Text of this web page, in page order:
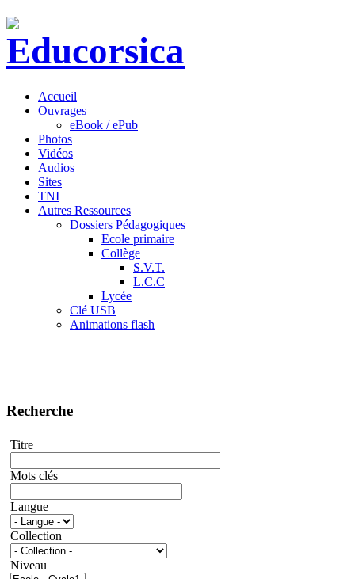
Accueil
Ouvrages
eBook / ePub
Photos
Vidéos
Audios
Sites
TNI
Autres Ressources
Dossiers Pédagogiques
Ecole primaire
Collège
S.V.T.
L.C.C
Lycée
Clé USB
Animations flash
Recherche
Titre
Mots clés
Langue
Collection
Niveau